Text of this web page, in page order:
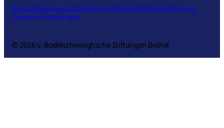
KontaktImpressumDatenschutzBarrierefeiheitserklärung
Cookie Einstellungen
© 2026 v. Bodelschwinghsche Stiftungen Bethel